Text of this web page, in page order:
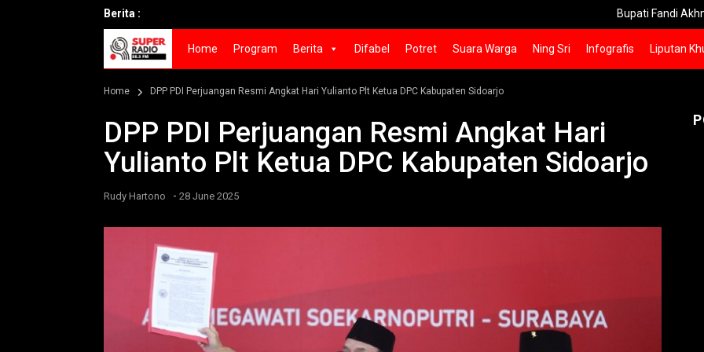
Berita : Bupati Fandi Akhmad Yani
Home Program Berita Difabel Potret Suara Warga Ning Sri Infografis Liputan
Home DPP PDI Perjuangan Resmi Angkat Hari Yulianto Plt Ketua DPC Kabupaten Sidoarjo
DPP PDI Perjuangan Resmi Angkat Hari
Yulianto Plt Ketua DPC Kabupaten Sidoarjo
Rudy Hartono - 28 June 2025